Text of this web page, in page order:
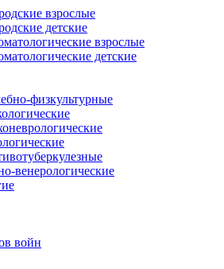
взрослые
детские
взрослые
детские
физкультурные
венерологические
войн